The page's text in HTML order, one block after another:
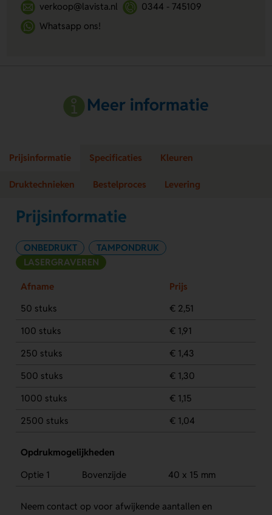
verkoop@lavista.nl
0344 - 745109
Whatsapp ons!
Meer informatie
Prijsinformatie Specificaties Kleuren
Druktechnieken Bestelproces Levering
Prijsinformatie
ONBEDRUKT
TAMPONDRUK
LASERGRAVEREN
Afname
Prijs
50 stuks
€ 2,51
100 stuks
€ 1,91
250 stuks
€ 1,43
500 stuks
€ 1,30
1000 stuks
€ 1,15
2500 stuks
€ 1,04
Opdrukmogelijkheden
Optie 1
Bovenzijde 40 x 15 mm
Neem contact op voor afwijkende aantallen en